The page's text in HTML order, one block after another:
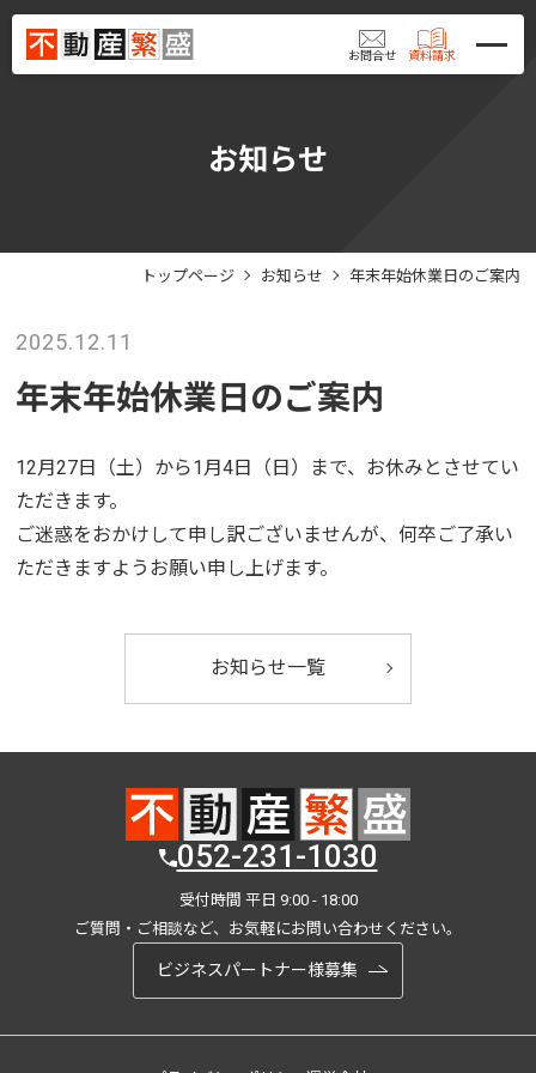
お問合せ 資料請求
お知らせ
トップページ お知らせ 年末年始休業日のご案内
2025.12.11
年末年始休業日のご案内
12月27日（土）から1月4日（日）まで、お休みとさせてい
ただきます。
ご迷惑をおかけして申し訳ございませんが、何卒ご了承い
ただきますようお願い申し上げます。
お知らせ一覧
052-231-1030
受付時間 平日 9:00 - 18:00
ご質問・ご相談など、お気軽にお問い合わせください。
ビジネスパートナー様募集